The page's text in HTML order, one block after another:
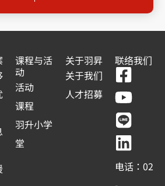
课程与活
动
活动
课程
羽升小学
堂
关于羽昇
关于我们
人才招募
联络我们
F
a
c
e
b
o
o
Y
o
u
t
u
b
e
L
i
n
e
L
i
n
k
e
d
i
电话：02